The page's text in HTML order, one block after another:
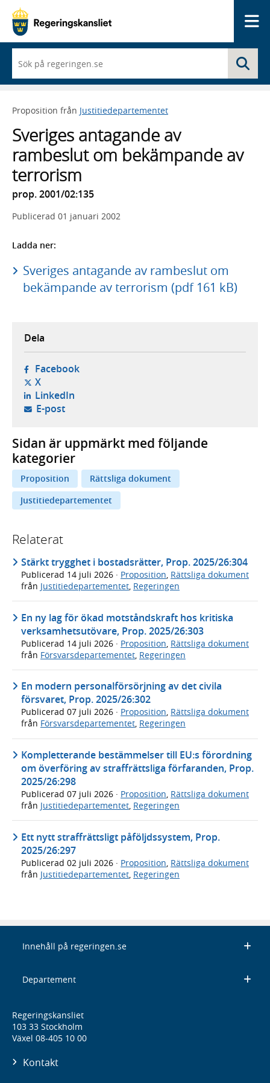
du
börjar
skriva
framträder
lista
med
sökförslag
Proposition från Justitiedepartementet
Sveriges antagande av
rambeslut om bekämpande av
terrorism
prop. 2001/02:135
Publicerad 01 januari 2002
Ladda ner:
Sveriges antagande av rambeslut om
bekämpande av terrorism (pdf 161 kB)
Dela
Facebook- öppnas i ny flik, extern webbplats,
X- öppnas i ny flik, extern webbplats,
LinkedIn- öppnas i ny flik, extern webbplats,
E-post- öppnar din e-postklient,
Sidan är uppmärkt med följande
kategorier
Proposition
Rättsliga dokument
Justitiedepartementet
Relaterat
Stärkt trygghet i bostadsrätter, Prop. 2025/26:304
Publicerad 14 juli 2026 · Proposition, Rättsliga dokument
från Justitiedepartementet, Regeringen
En ny lag för ökad motståndskraft hos kritiska
verksamhetsutövare, Prop. 2025/26:303
Publicerad 14 juli 2026 · Proposition Rättsliga dokument
från Försvarsdepartementet Regeringen
En modern personalförsörjning av det civila
försvaret, Prop. 2025/26:302
Publicerad 07 juli 2026 · Proposition, Rättsliga dokument
från Försvarsdepartementet, Regeringen
Kompletterande bestämmelser till EU:s förordning
om överföring av straffrättsliga förfaranden, Prop.
2025/26:298
Publicerad 07 juli 2026 · Proposition, Rättsliga dokument
från Justitiedepartementet, Regeringen
Ett nytt straffrättsligt påföljdssystem, Prop.
2025/26:297
Publicerad 02 juli 2026 · Proposition Rättsliga dokument
från Justitiedepartementet Regeringen
Innehåll på regeringen.se
Departement
Regeringskansliet
103 33 Stockholm
Växel 08-405 10 00
Kontakt